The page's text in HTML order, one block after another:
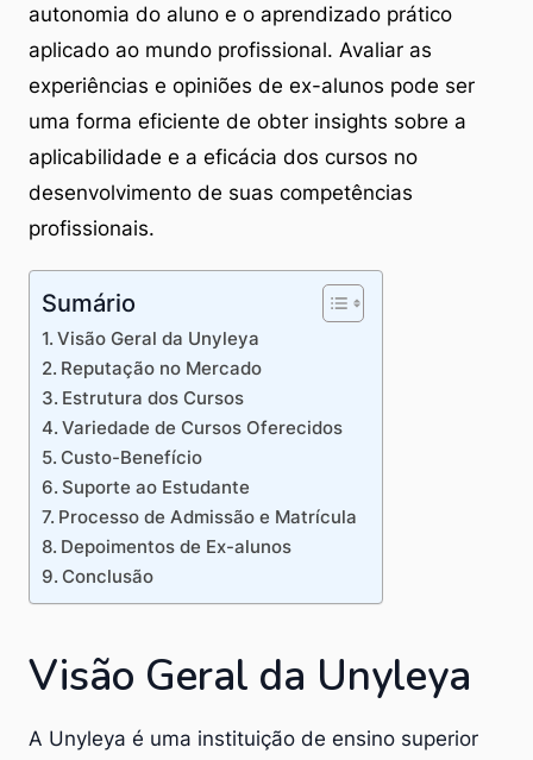
autonomia do aluno e o aprendizado prático
aplicado ao mundo profissional. Avaliar as
experiências e opiniões de ex-alunos pode ser
uma forma eficiente de obter insights sobre a
aplicabilidade e a eficácia dos cursos no
desenvolvimento de suas competências
profissionais.
Sumário
Visão Geral da Unyleya
Reputação no Mercado
Estrutura dos Cursos
Variedade de Cursos Oferecidos
Custo-Benefício
Suporte ao Estudante
Processo de Admissão e Matrícula
Depoimentos de Ex-alunos
Conclusão
Visão Geral da Unyleya
A Unyleya é uma instituição de ensino superior